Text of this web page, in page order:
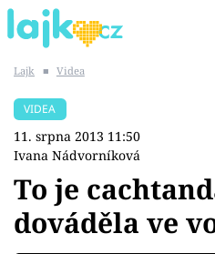
SHOPAHOLICADEL
Témata
Lajk ■ Videa
VIDEA
11. srpna 2013 11:50
Ivana Nádvorníková
To je
dováděla ve